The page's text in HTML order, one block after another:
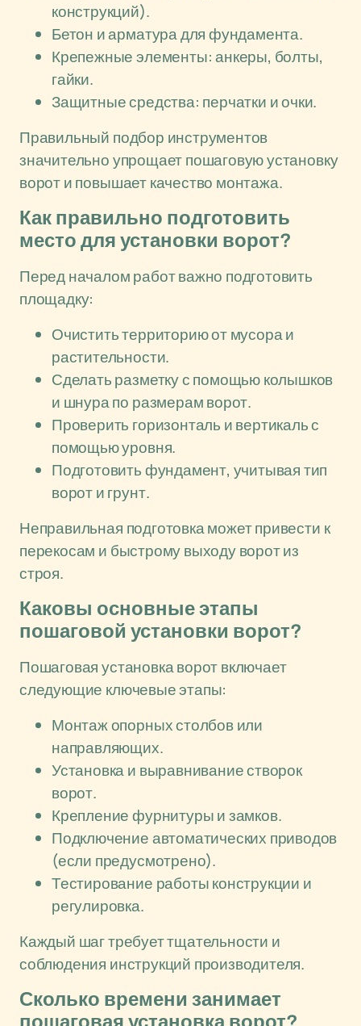
конструкций).
Бетон и арматура для фундамента.
Крепежные элементы: анкеры, болты,
гайки.
Защитные средства: перчатки и очки.
Правильный подбор инструментов
значительно упрощает пошаговую установку
ворот и повышает качество монтажа.
Как правильно подготовить
место для установки ворот?
Перед началом работ важно подготовить
площадку:
Очистить территорию от мусора и
растительности.
Сделать разметку с помощью колышков
и шнура по размерам ворот.
Проверить горизонталь и вертикаль с
помощью уровня.
Подготовить фундамент, учитывая тип
ворот и грунт.
Неправильная подготовка может привести к
перекосам и быстрому выходу ворот из
строя.
Каковы основные этапы
пошаговой установки ворот?
Пошаговая установка ворот включает
следующие ключевые этапы:
Монтаж опорных столбов или
направляющих.
Установка и выравнивание створок
ворот.
Крепление фурнитуры и замков.
Подключение автоматических приводов
(если предусмотрено).
Тестирование работы конструкции и
регулировка.
Каждый шаг требует тщательности и
соблюдения инструкций производителя.
Сколько времени занимает